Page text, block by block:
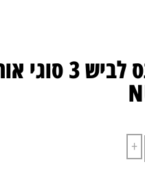
+